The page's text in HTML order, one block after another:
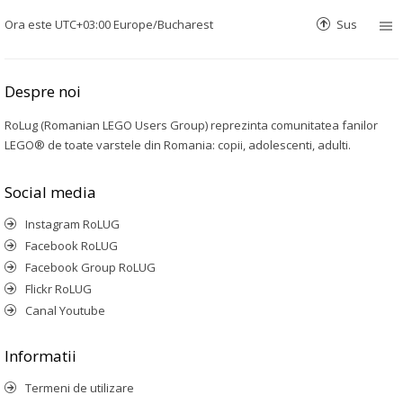
Ora este UTC+03:00 Europe/Bucharest Sus
Despre noi
RoLug (Romanian LEGO Users Group) reprezinta comunitatea fanilor
LEGO® de toate varstele din Romania: copii, adolescenti, adulti.
Social media
Instagram RoLUG
Facebook RoLUG
Facebook Group RoLUG
Flickr RoLUG
Canal Youtube
Informatii
Termeni de utilizare